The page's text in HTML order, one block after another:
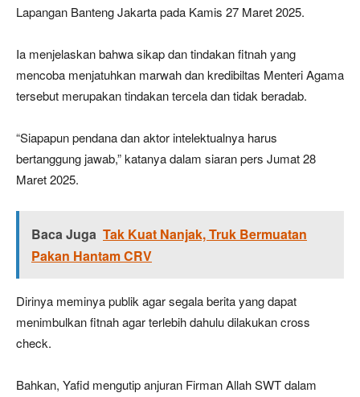
Lapangan Banteng Jakarta pada Kamis 27 Maret 2025.
Ia menjelaskan bahwa sikap dan tindakan fitnah yang
mencoba menjatuhkan marwah dan kredibiltas Menteri Agama
tersebut merupakan tindakan tercela dan tidak beradab.
“Siapapun pendana dan aktor intelektualnya harus
bertanggung jawab,” katanya dalam siaran pers Jumat 28
Maret 2025.
Baca Juga Tak Kuat Nanjak, Truk Bermuatan
Pakan Hantam CRV
Dirinya meminya publik agar segala berita yang dapat
menimbulkan fitnah agar terlebih dahulu dilakukan cross
check.
Bahkan, Yafid mengutip anjuran Firman Allah SWT dalam